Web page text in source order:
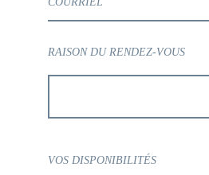
RAISON DU RENDEZ-VOUS
VOS DISPONIBILITÉS